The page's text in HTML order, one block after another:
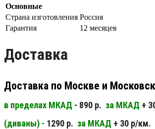
Основные
Страна изготовления Россия
Гарантия
12 месяцев
Доставка
Доставка по Москве и
в пределах МКАД - 890 р. за МКАД +
(диваны) - 1290 р. за МКАД + 30 р/км.